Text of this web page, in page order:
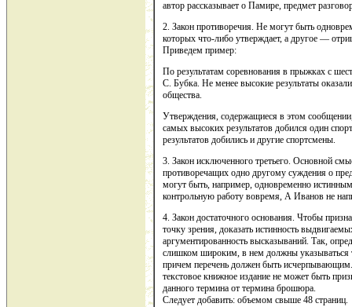
автор рассказывает о Памире, предмет
2. Закон противоречия. Не могут быть
которых что-либо утверждает, а другое —
Приведем пример:
По результатам соревнования в прыжках с
С. Бубка. Не менее высокие результаты
общества.
Утверждения, содержащиеся в этом
самых высоких результатов добился один
результатов добились и другие спортсмены.
3. Закон исключенного третьего. Основной
противоречащих одно другому суждения о
могут быть, например, одновременно
контрольную работу вовремя, А Иванов не
4. Закон достаточного основания. Чтобы
точку зрения, доказать истинность
аргументированность высказываний. Так,
слишком широким, в нем должны указываться
причем перечень должен быть
текстовое книжное издание не может быть
данного термина от термина брошюра.
Следует добавить: объемом свыше 48 страниц.